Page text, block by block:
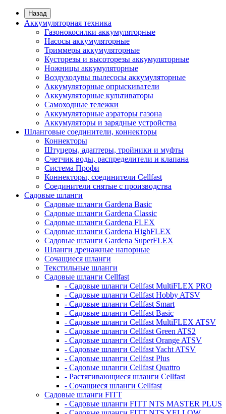
Назад
Аккумуляторная техника
Газонокосилки аккумуляторные
Насосы аккумуляторные
Триммеры аккумуляторные
Кусторезы и высоторезы аккумуляторные
Ножницы аккумуляторные
Воздуходувы пылесосы аккумуляторные
Аккумуляторные опрыскиватели
Аккумуляторные культиваторы
Самоходные тележки
Аккумуляторные аэраторы газона
Аккумуляторы и зарядные устройства
Шланговые соединители, коннекторы
Коннекторы
Штуцеры, адаптеры, тройники и муфты
Счетчик воды, распределители и клапана
Система Профи
Коннекторы, соединители Cellfast
Соединители снятые с производства
Садовые шланги
Садовые шланги Gardena Basic
Садовые шланги Gardena Classic
Садовые шланги Gardena FLEX
Садовые шланги Gardena HighFLEX
Садовые шланги Gardena SuperFLEX
Шланги дренажные напорные
Сочащиеся шланги
Текстильные шланги
Садовые шланги Cellfast
- Садовые шланги Cellfast MultiFLEX PRO
- Садовые шланги Cellfast Hobby ATSV
- Садовые шланги Cellfast Smart
- Садовые шланги Cellfast Basic
- Садовые шланги Cellfast MultiFLEX ATSV
- Садовые шланги Cellfast Green ATS2
- Садовые шланги Cellfast Orange ATSV
- Садовые шланги Cellfast Yacht ATSV
- Садовые шланги Cellfast Plus
- Садовые шланги Cellfast Quattro
- Растягивающиеся шланги Cellfast
- Сочащиеся шланги Cellfast
Садовые шланги FITT
- Садовые шланги FITT NTS MASTER PLUS